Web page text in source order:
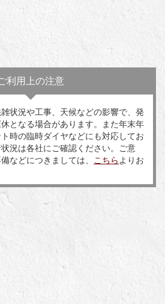
利用上の注意
雑状況や工事、天候などの影響で、発
となる場合があります。また年末年
時の臨時ダイヤなどにも対応してお
況は各社にご確認ください。ご意
などにつきましては、
こちら よりお